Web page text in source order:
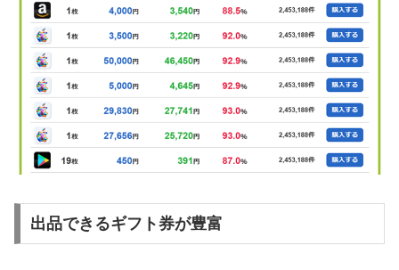
出品できるギフト券が豊富